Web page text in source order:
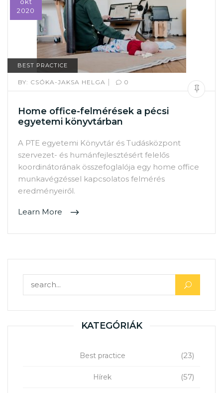
2020
BEST PRACTICE
BY: CSÓKA-JAKSA HELGA | 0
Home office-felmérések a pécsi
egyetemi könyvtárban
A PTE egyetemi Könyvtár és Tudásközpont
szervezet- és humánfejlesztésért felelős
koordinátorának összefoglalója egy home office
munkavégzéssel kapcsolatos felmérés
eredményeiről.
Learn More
KATEGÓRIÁK
Best practice (23)
Hírek (57)